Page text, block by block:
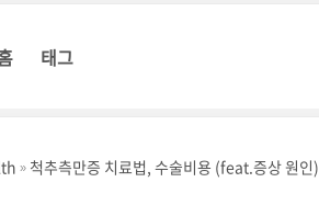
태그
척추측만증 치료법, 수술비용 (feat.증상 원인)